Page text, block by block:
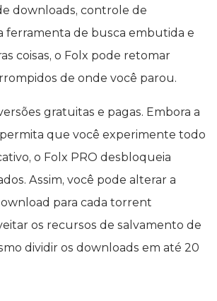
downloads, controle de
ferramenta de busca embutida e
coisas, o Folx pode retomar
de onde você parou.
gratuitas e pagas. Embora a
que você experimente todo
o Folx PRO desbloqueia
Assim, você pode alterar a
para cada torrent
os recursos de salvamento de
dividir os downloads em até 20